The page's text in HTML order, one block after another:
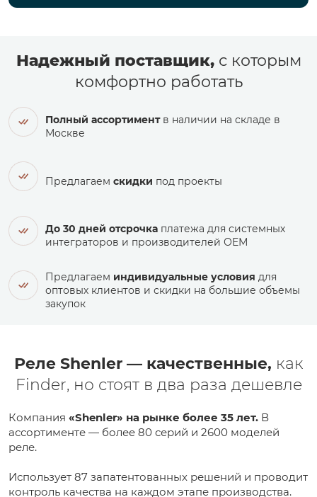
Надежный поставщик,с которым
комфортно работать
Полный ассортиментв наличии на складе в
Москве
Предлагаем скидки под проекты
До 30 дней отсрочка платежа для системных
интеграторов и производителей ОЕМ
Предлагаем индивидуальные условия для
оптовых клиентов и скидки на большие объемы
закупок
Реле Shenler — качественные, как
Finder, но стоят в два раза дешевле
Компания «Shenler» на рынке более 35 лет. В
ассортименте — более 80 серий и 2600 моделей
реле.
Использует 87 запатентованных решений и проводит
контроль качества на каждом этапе производства.